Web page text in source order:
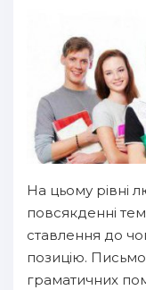
На цьому рівні
повсякденні
ставлення до
позицію.
граматичних